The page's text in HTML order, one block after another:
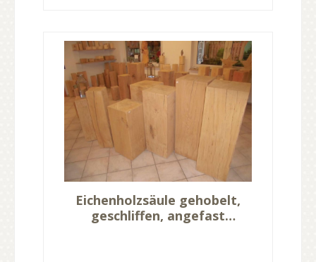
Eichenholzsäule gehobelt,
geschliffen, angefast